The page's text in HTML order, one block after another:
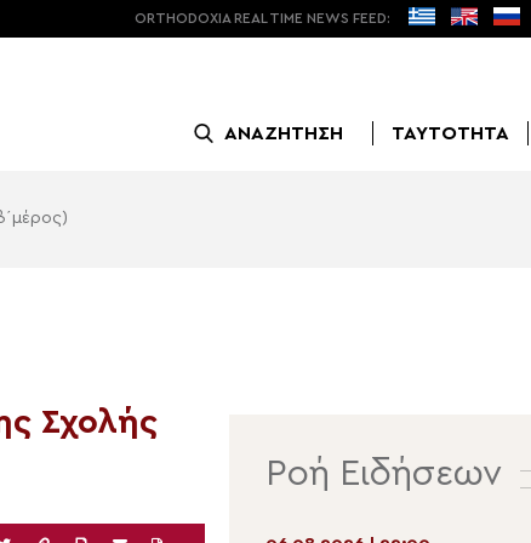
ORTHODOXIA REAL TIME NEWS FEED:
ΑΝΑΖΗΤΗΣΗ ΤΑΥΤΟΤΗΤΑ
Σχολής
Ροή Ειδήσεων